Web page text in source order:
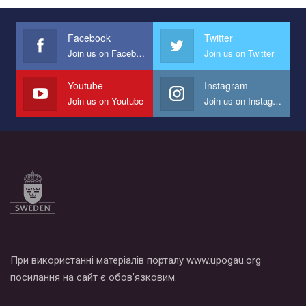
представляющий программу развития организации.
Мы просим вас поддержать нас и помочь нам реализовать
наш план по борьбе с насилием и дискриминацией на почве
СОГИ в Украине.
Все, что вам нужно сделать - это зайти на наш канал YouTube
по этой ссылке и поставить лайк под видео.
Facebook
Join us on Facebook
Twitter
Join us on Twitter
Youtube
Join us on Youtube
Instagram
Join us on Instagram
При використанні матеріалів порталу www.upogau.org
посилання на сайт є обов’язковим.